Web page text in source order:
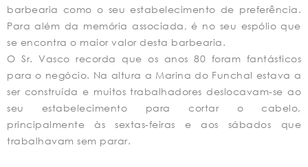
barbearia como o seu estabelecimento de preferência.
Para além da memória associada, é no seu espólio que
se encontra o maior valor desta barbearia.
O Sr. Vasco recorda que os anos 80 foram fantásticos
para o negócio. Na altura a Marina do Funchal estava a
ser construída e muitos trabalhadores deslocavam-se ao
seu estabelecimento para cortar o cabelo,
principalmente às sextas-feiras e aos sábados que
trabalhavam sem parar.